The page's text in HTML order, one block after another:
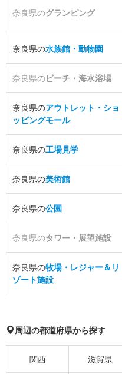
奈良県のグランピング
奈良県の水族館・動物園
奈良県のビーチ・海水浴場
奈良県のアウトレット・ショ
ッピングモール
奈良県の工場見学
奈良県の美術館
奈良県の公園
奈良県のタワー・展望施設
奈良県の牧場・レジャー＆リ
ゾート施設
周辺の都道府県から探す
関西 滋賀県